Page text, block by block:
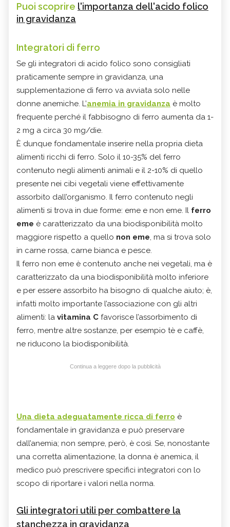
Puoi scoprire l'importanza dell'acido folico
in gravidanza
Integratori di ferro
Se gli integratori di acido folico sono consigliati
praticamente sempre in gravidanza, una
supplementazione di ferro va avviata solo nelle
donne anemiche. L’anemia in gravidanza è molto
frequente perché il fabbisogno di ferro aumenta da 1-
2 mg a circa 30 mg/die.
È dunque fondamentale inserire nella propria dieta
alimenti ricchi di ferro. Solo il 10-35% del ferro
contenuto negli alimenti animali e il 2-10% di quello
presente nei cibi vegetali viene effettivamente
assorbito dall’organismo. Il ferro contenuto negli
alimenti si trova in due forme: eme e non eme. Il ferro
eme è caratterizzato da una biodisponibilità molto
maggiore rispetto a quello non eme, ma si trova solo
in carne rossa, carne bianca e pesce.
Il ferro non eme è contenuto anche nei vegetali, ma è
caratterizzato da una biodisponibilità molto inferiore
e per essere assorbito ha bisogno di qualche aiuto; è,
infatti molto importante l’associazione con gli altri
alimenti: la vitamina C favorisce l’assorbimento di
ferro, mentre altre sostanze, per esempio tè e caffè,
ne riducono la biodisponibilità.
Continua a leggere dopo la pubblicità
Una dieta adeguatamente ricca di ferro è
fondamentale in gravidanza e può preservare
dall’anemia; non sempre, però, è così. Se, nonostante
una corretta alimentazione, la donna è anemica, il
medico può prescrivere specifici integratori con lo
scopo di riportare i valori nella norma.
Gli integratori utili per combattere la
stanchezza in gravidanza